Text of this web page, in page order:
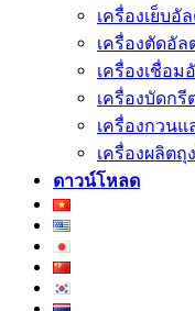
เครื่องเย็บอั
เครื่องตัดอั
เครื่องเชื่อ
เครื่องบัดก
เครื่องกวน
เครื่องผลิตถุ
ดาวน์โหลด